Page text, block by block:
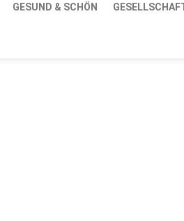
GESUND & SCHÖN